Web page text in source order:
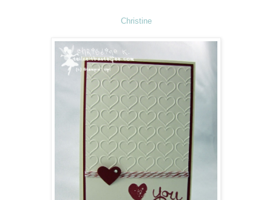
Christine